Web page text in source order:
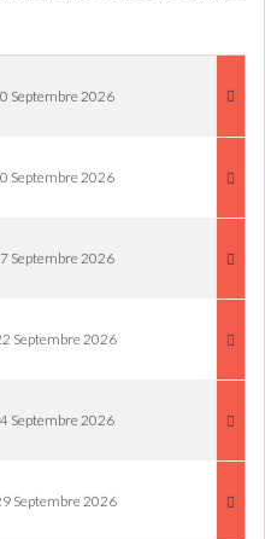
Septembre 2026
Septembre 2026
Septembre 2026
Septembre 2026
Septembre 2026
Septembre 2026